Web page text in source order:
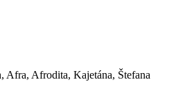
Afra, Afrodita, Kajetána, Štefana